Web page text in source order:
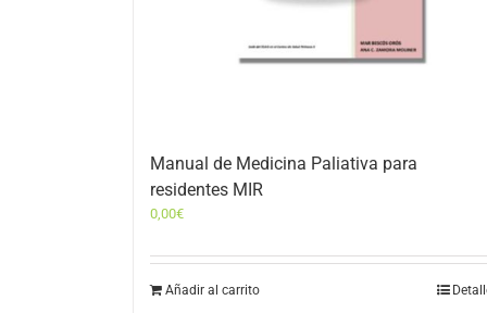
Manual de Medicina Paliativa para
residentes MIR
0,00€
Añadir al carrito